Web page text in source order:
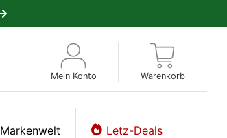
Mein Konto Warenkorb
Markenwelt Letz-Deals